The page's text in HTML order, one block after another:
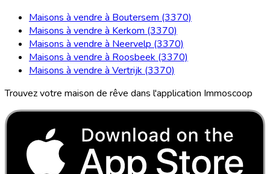
Maisons à vendre à Boutersem (3370)
Maisons à vendre à Kerkom (3370)
Maisons à vendre à Neervelp (3370)
Maisons à vendre à Roosbeek (3370)
Maisons à vendre à Vertrijk (3370)
Trouvez votre maison de rêve dans l'application Immoscoop